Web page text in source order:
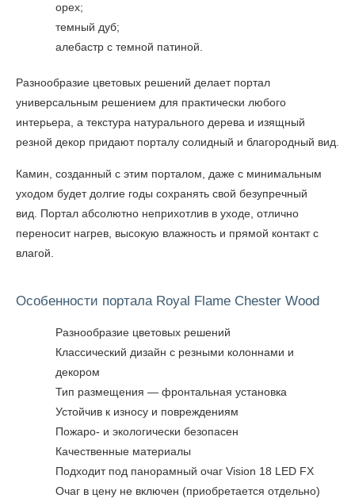
орех;
темный дуб;
алебастр с темной патиной.
Разнообразие цветовых решений делает портал
универсальным решением для практически любого
интерьера, а текстура натурального дерева и изящный
резной декор придают порталу солидный и благородный вид.
Камин, созданный с этим порталом, даже с минимальным
уходом будет долгие годы сохранять свой безупречный
вид. Портал абсолютно неприхотлив в уходе, отлично
переносит нагрев, высокую влажность и прямой контакт с
влагой.
Особенности портала Royal Flame Chester Wood
Разнообразие цветовых решений
Классический дизайн с резными колоннами и
декором
Тип размещения — фронтальная установка
Устойчив к износу и повреждениям
Пожаро- и экологически безопасен
Качественные материалы
Подходит под панорамный очаг Vision 18 LED FX
Очаг в цену не включен (приобретается отдельно)